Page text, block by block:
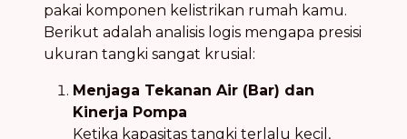
pakai komponen kelistrikan rumah kamu.
Berikut adalah analisis logis mengapa presisi
ukuran tangki sangat krusial:
Menjaga Tekanan Air (Bar) dan
Kinerja Pompa
Ketika kapasitas tangki terlalu kecil,